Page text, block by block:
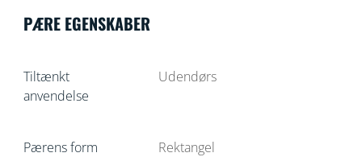
PÆRE EGENSKABER
Tiltænkt
anvendelse
Udendørs
Pærens form Rektangel